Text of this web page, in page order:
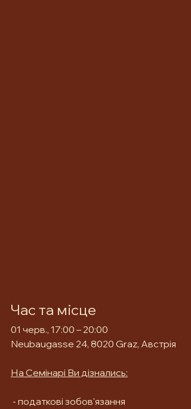
Час та місце
01 черв., 17:00 – 20:00
Neubaugasse 24, 8020 Graz, Австрія
На Семінарі Ви дізнались: